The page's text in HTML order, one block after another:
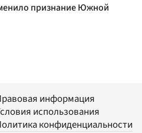
признание Южной
информация
использования
конфиденциальности